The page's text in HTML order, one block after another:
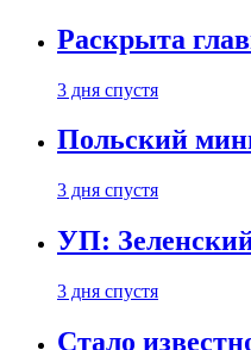
Раскрыта
3 дня спустя
Польский
3 дня спустя
УП:
3 дня спустя
Стало